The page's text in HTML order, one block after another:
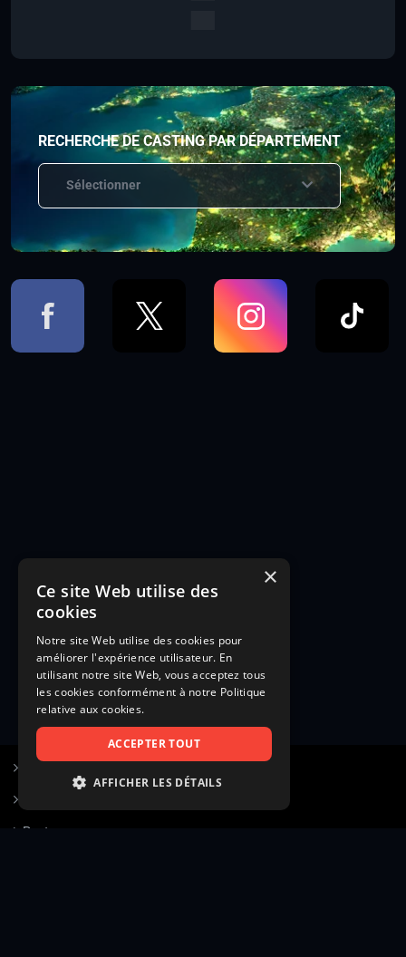
RECHERCHE DE CASTING PAR DÉPARTEMENT
Sélectionner
Poster une annonce
×
Ce site Web utilise des
cookies
Notre site Web utilise des cookies pour
améliorer l'expérience utilisateur. En
utilisant notre site Web, vous acceptez tous
les cookies conformément à notre Politique
relative aux cookies.
ACCEPTER TOUT
AFFICHER LES DÉTAILS